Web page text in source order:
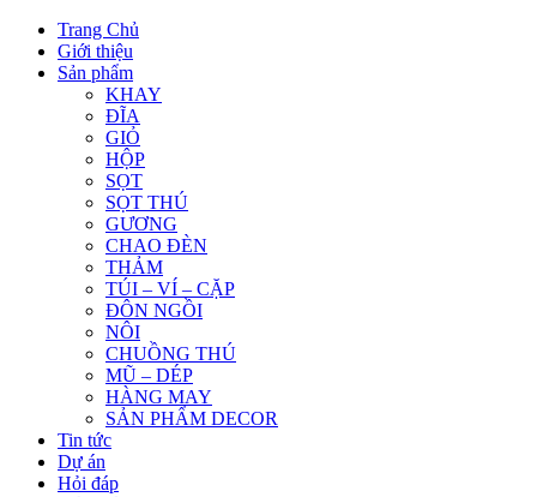
Trang Chủ
Giới thiệu
Sản phẩm
KHAY
ĐĨA
GIỎ
HỘP
SỌT
SỌT THÚ
GƯƠNG
CHAO ĐÈN
THẢM
TÚI – VÍ – CẶP
ĐÔN NGỒI
NÔI
CHUỒNG THÚ
MŨ – DÉP
HÀNG MAY
SẢN PHẨM DECOR
Tin tức
Dự án
Hỏi đáp